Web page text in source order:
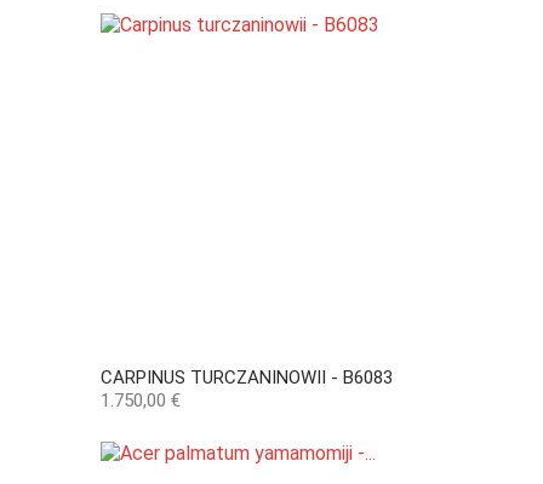
CARPINUS TURCZANINOWII - B6083
Precio
1.750,00 €